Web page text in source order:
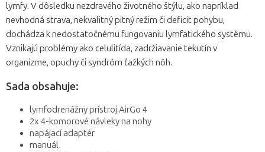
lymfy. V dôsledku nezdravého životného štýlu, ako napríklad
nevhodná strava, nekvalitný pitný režim či deficit pohybu,
dochádza k nedostatočnému fungovaniu lymfatického systému.
Vznikajú problémy ako celulitída, zadržiavanie tekutín v
organizme, opuchy či syndróm ťažkých nôh.
Sada obsahuje:
lymfodrenážny prístroj AirGo 4
2x 4-komorové návleky na nohy
napájací adaptér
manuál